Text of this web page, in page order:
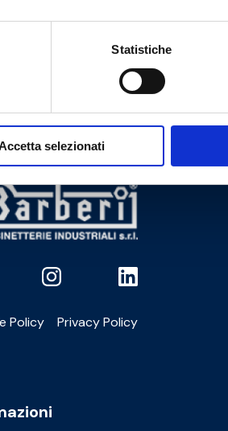
Statistiche
selezionati
Hai bisogno di aiuto?
Policy Privacy Policy